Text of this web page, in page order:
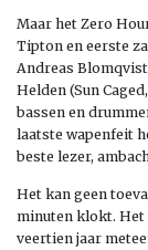
Maar het Zero
Tipton en eerste
Andreas
Helden (Sun
bassen en
laatste wapenfeit
beste lezer,
Het kan geen
minuten klokt. Het
veertien jaar